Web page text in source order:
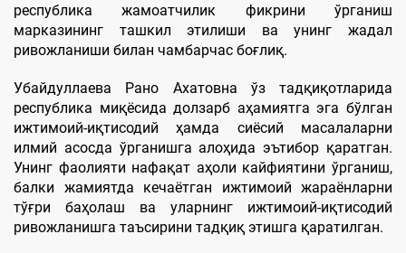
республика жамоатчилик фикрини ўрганиш
марказининг ташкил этилиши ва унинг жадал
ривожланиши билан чамбарчас боғлиқ.
Убайдуллаева Рано Ахатовна ўз тадқиқотларида
республика миқёсида долзарб аҳамиятга эга бўлган
ижтимоий-иқтисодий ҳамда сиёсий масалаларни
илмий асосда ўрганишга алоҳида эътибор қаратган.
Унинг фаолияти нафақат аҳоли кайфиятини ўрганиш,
балки жамиятда кечаётган ижтимоий жараёнларни
тўғри баҳолаш ва уларнинг ижтимоий-иқтисодий
ривожланишга таъсирини тадқиқ этишга қаратилган.